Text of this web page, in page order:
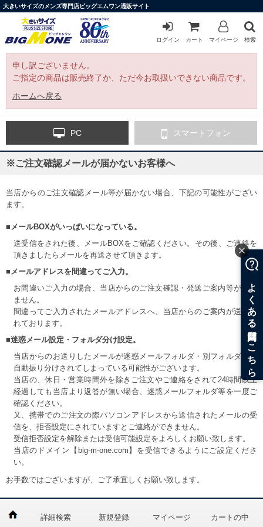
大きいサイズのメンズ専門店ビッグエムワン通販サイト
ログイン カート マイページ 検索
申し訳ございません。
ご指定の商品は販売終了か、ただ今お取扱いできない商品です。
ホームへ戻る
PC スマートフォン
※ご注文確認メールが届かないお客様へ
当店からのご注文確認メール等が届かない場合、下記の可能性がござい
ます。
■メールBOXがいっぱいになっている。
送受信をされた後、メールBOXをご確認ください。その後、ご連絡を
頂きましたらメールを再送させて頂きます。
■メールアドレスを間違ってご入力。
お間違いご入力の場合、当店からのご注文確認・発送ご案内等が届き
ません。
間違ってご入力されたメールアドレスへ、当店からのご案内が送信さ
れております。
■迷惑メール設定・フォルダ分け設定。
当店からのお送りしたメールが迷惑メールフォルダ・別フォルダ等へ
自動振り分けされてしまっている可能性がございます。
当店の、休日・営業時間外を除きご注文やご連絡をされて24時間以上
経過しても当店より返答が無い場合、迷惑メールフォルダ等を一度ご
確認ください。
又、携帯でのご注文の際パソコンアドレスから送信されたメールの受
信を、拒否設定にされていますとご連絡ができません。
受信拒否設定を解除または受信可能設定をよろしくお願い致します。
当店のドメイン【big-m-one.com】を受信できるようにご設定くださ
い。
お手数ではございますが、ご了承宜しくお願い致します。
詳細検索 新規登録 マイページ カートの中